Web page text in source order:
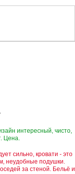
интересный, чисто,
Цена.
сильно, кровати - это
неудобные подушки.
за стеной. Бельё и